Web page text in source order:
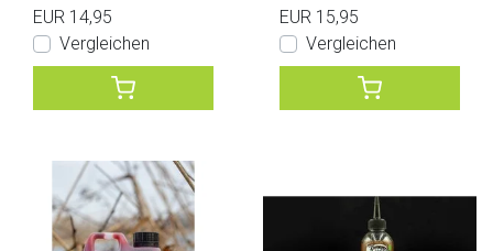
EUR 14,95
Vergleichen
EUR 15,95
Vergleichen